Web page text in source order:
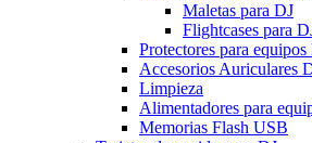
Maletas para DJ
Flightcases para
Protectores para equipos
Accesorios Auriculares
Limpieza
Alimentadores para
Memorias Flash USB